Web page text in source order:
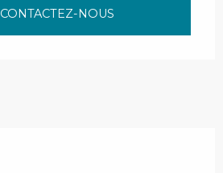
CONTACTEZ-NOUS